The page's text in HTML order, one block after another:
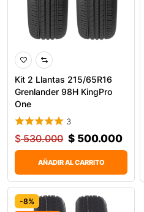
Kit 2 Llantas 215/65R16
Grenlander 98H KingPro
One
3
$530.000 $ 500.000
AÑADIR AL CARRITO
-8%